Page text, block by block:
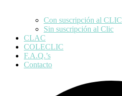
Con suscripción al CLIC
Sin suscripción al Clic
CLAC
COLECLIC
F.A.Q.’s
Contacto